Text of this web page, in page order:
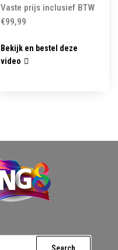
Vaste prijs inclusief BTW
€99,99
Bekijk en bestel deze
video